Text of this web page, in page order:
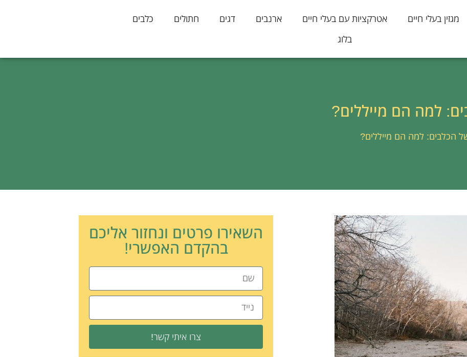
מגזין בעלי חיים אטרקציות עם בעלי חיים ארנבים דגים חתולים
כלבים
בלוג
למה הם מייללים?
הכלבים: למה הם מייללים?
השאירו פרטים ונחזור אליכם
בהקדם האפשרי!
צרו איתי קשר!